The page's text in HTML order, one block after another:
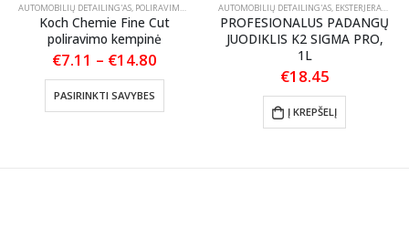
PRIEŽIŪRA
AUTOMOBILIŲ DETAILING'AS, POLIRAVIMAS POLIRAVIMO PADAI
Koch Chemie Fine Cut
poliravimo kempinė
€7.11 – €14.80
€14.80
PASIRINKTI SAVYBES
This product has multiple variants. The options may be chosen on the product page
AUTOMOBILIŲ DETAILING'AS, EKSTERJERAS ,
PROFESIONALUS PADANGŲ
JUODIKLIS K2 SIGMA PRO,
1L
€18.45
Į KREPŠELĮ